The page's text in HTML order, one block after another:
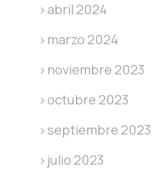
abril 2024
marzo 2024
noviembre 2023
octubre 2023
septiembre 2023
julio 2023